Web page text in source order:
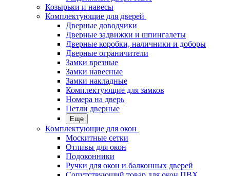
Козырьки и навесы
Комплектующие для дверей
Дверные доводчики
Дверные задвижки и шпингалеты
Дверные коробки, наличники и доборы
Дверные ограничители
Замки врезные
Замки навесные
Замки накладные
Комплектующие для замков
Номера на дверь
Петли дверные
Еще
Комплектующие для окон
Москитные сетки
Отливы для окон
Подоконники
Ручки для окон и балконных дверей